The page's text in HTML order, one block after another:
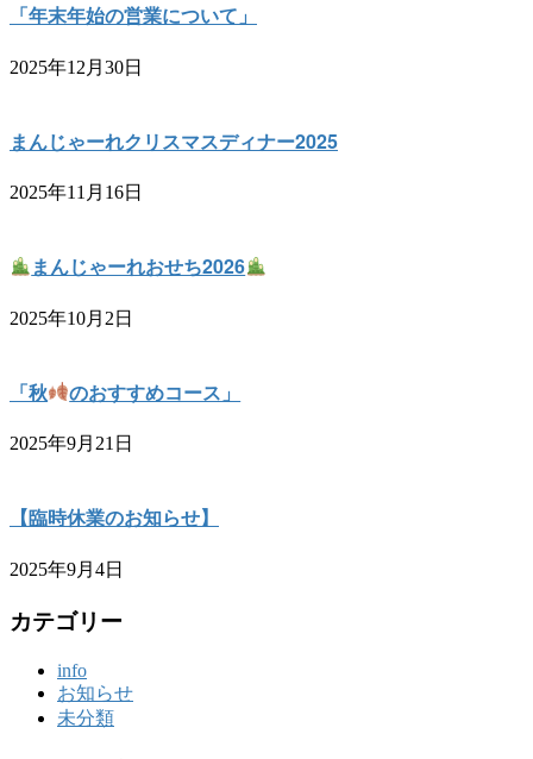
「年末年始の営業について」
2025年12月30日
まんじゃーれクリスマスディナー2025
2025年11月16日
まんじゃーれおせち2026
2025年10月2日
「秋 のおすすめコース」
2025年9月21日
【臨時休業のお知らせ】
2025年9月4日
カテゴリー
info
お知らせ
未分類